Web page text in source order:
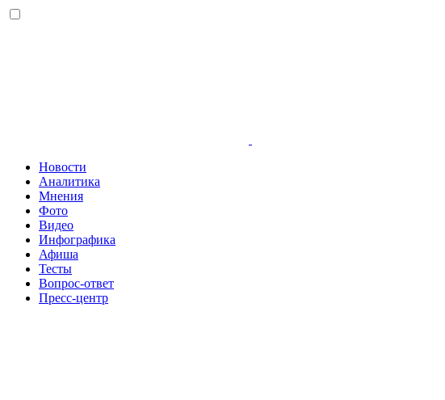
Новости
Аналитика
Мнения
Фото
Видео
Инфографика
Афиша
Тесты
Вопрос-ответ
Пресс-центр